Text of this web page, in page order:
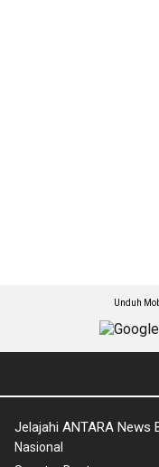
Unduh
Jelajahi ANTARA News
Nasional